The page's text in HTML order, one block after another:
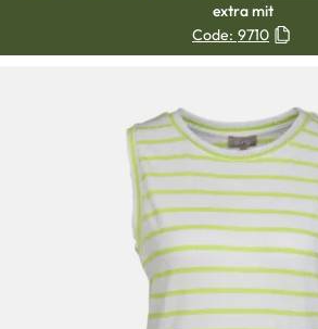
extra mit
Code: 9710